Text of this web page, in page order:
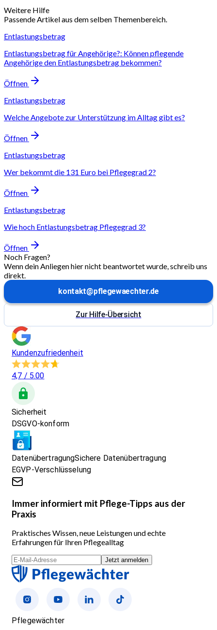
Weitere Hilfe
Passende Artikel aus dem selben Themenbereich.
Entlastungsbetrag
Entlastungsbetrag für Angehörige?: Können pflegende
Angehörige den Entlastungsbetrag bekommen?
Öffnen
Entlastungsbetrag
Welche Angebote zur Unterstützung im Alltag gibt es?
Öffnen
Entlastungsbetrag
Wer bekommt die 131 Euro bei Pflegegrad 2?
Öffnen
Entlastungsbetrag
Wie hoch Entlastungsbetrag Pflegegrad 3?
Öffnen
Noch Fragen?
Wenn dein Anliegen hier nicht beantwortet wurde, schreib uns
direkt.
kontakt@pflegewaechter.de
Zur Hilfe-Übersicht
Kundenzufriedenheit
4,7 / 5.00
Sicherheit
DSGVO-konform
DatenübertragungSichere Datenübertragung
EGVP-Verschlüsselung
Immer informiert mit Pflege-Tipps aus der
Praxis
Praktisches Wissen, neue Leistungen und echte
Erfahrungen für Ihren Pflegealltag
Jetzt anmelden
Pflegewächter